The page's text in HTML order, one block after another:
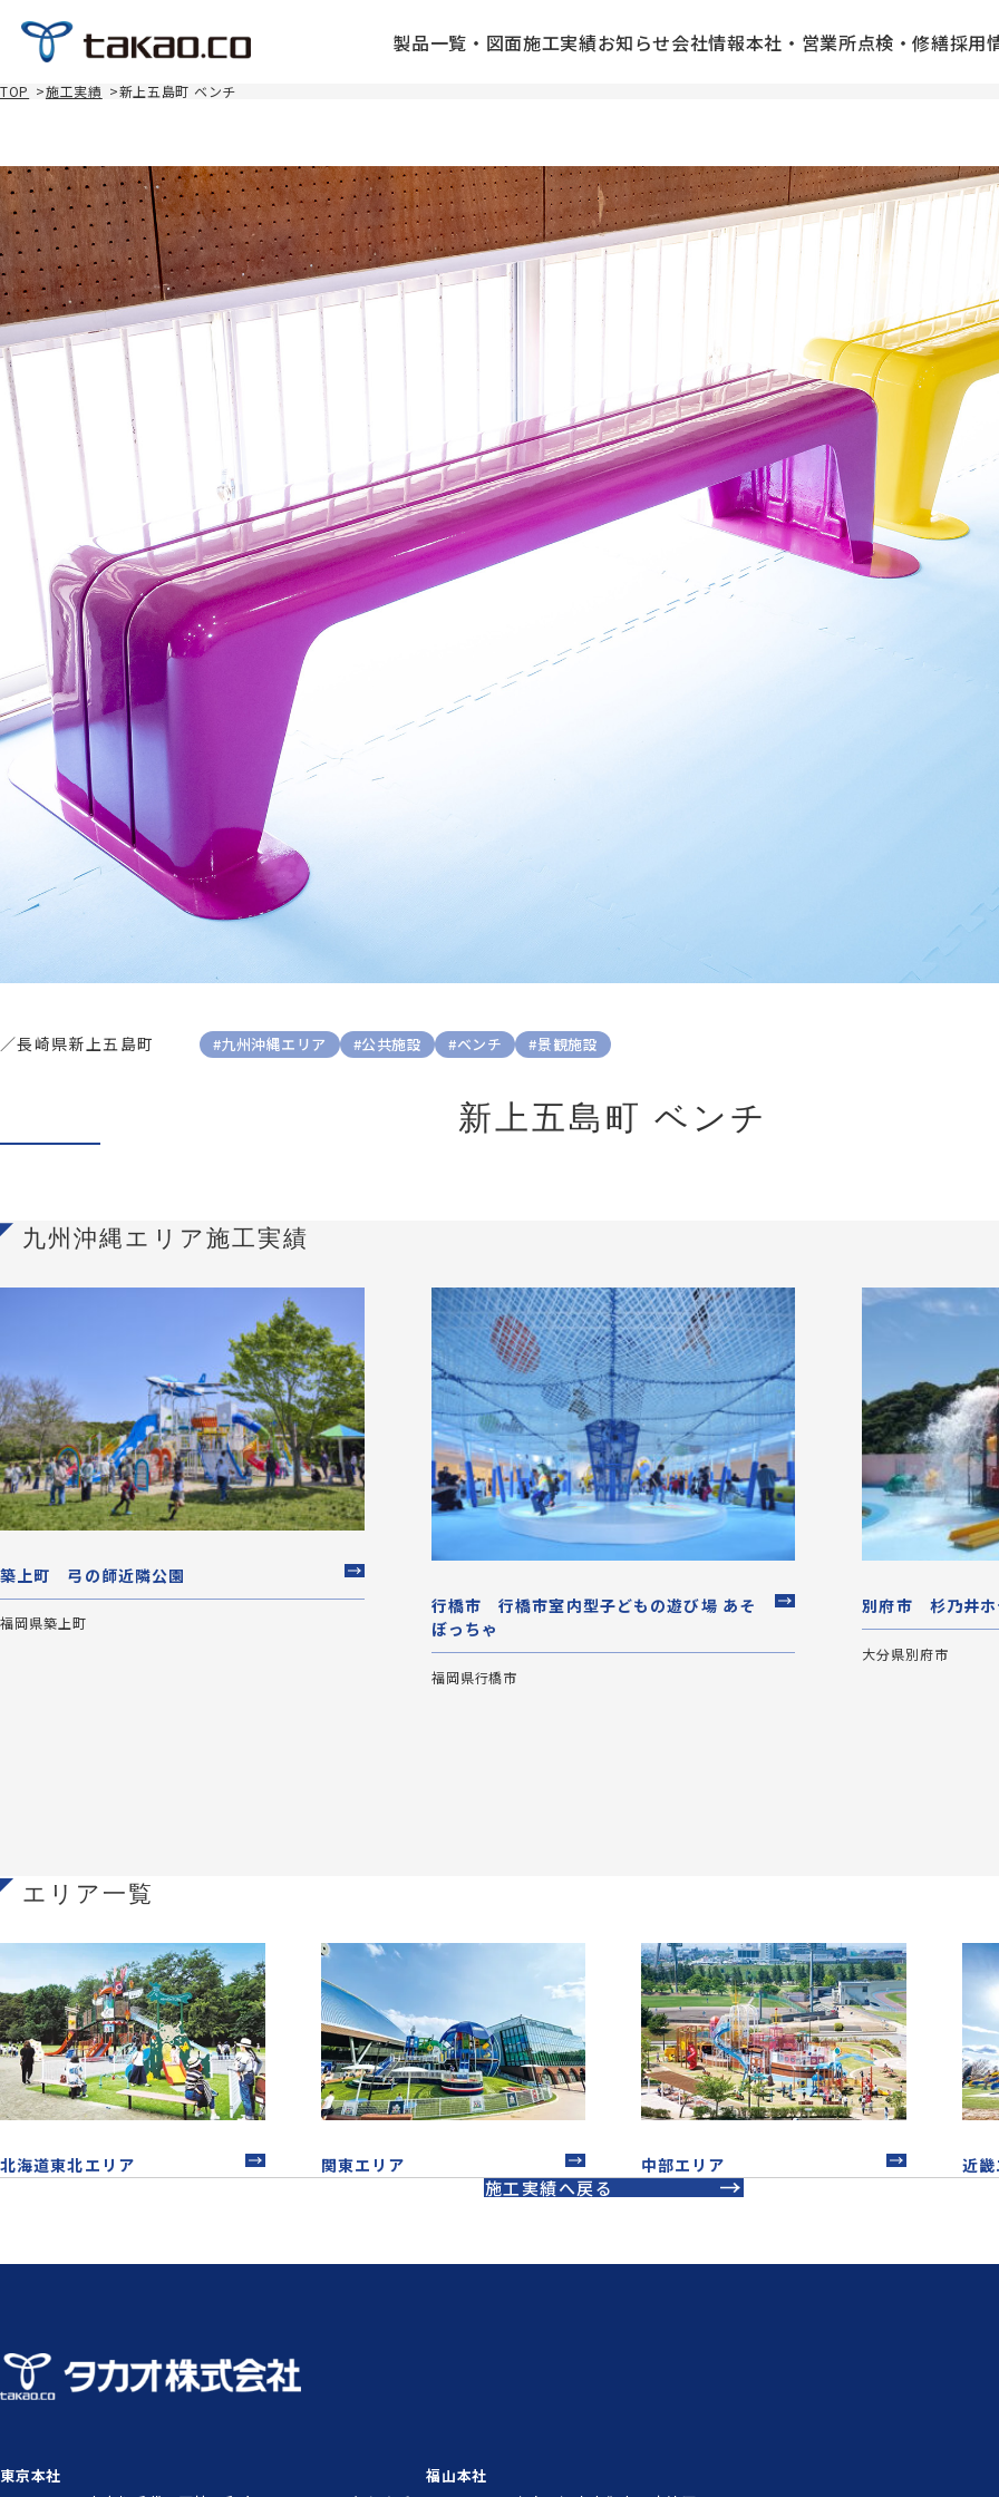
製品一覧・図面施工実績お知らせ会社情報本社・営業所点検・修繕採用
TOP >施工実績 >新上五島町 ベンチ
／長崎県新上五島町 #九州沖縄エリア #公共施設 #ベンチ #景観施設
新上五島町 ベンチ
九州沖縄エリア施工実績
築上町 弓の師近隣公園
福岡県築上町
行橋市 行橋市室内型子どもの遊び場 あそ
ぼっちゃ
福岡県行橋市
別府市 杉乃井ホ
大分県別府市
エリア一覧
北海道東北エリア 関東エリア 中部エリア 近
施工実績へ戻る
東京本社
福山本社